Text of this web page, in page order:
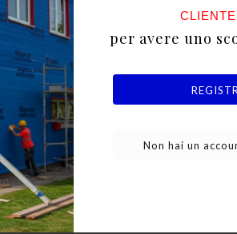
che a rullo, e si asciuga
e a uniformare
anche una certaNon hai un
per avere uno